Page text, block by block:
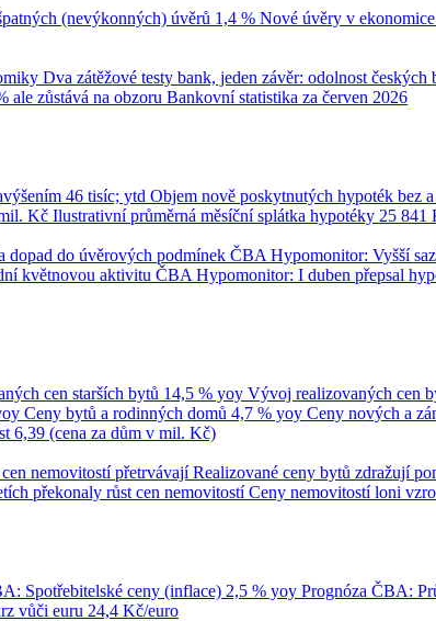
(nevýkonných) úvěrů 1,4 % Nové úvěry v ekonomice
Dva zátěžové testy bank, jeden závěr: odolnost českých
ale zůstává na obzoru Bankovní statistika za červen 2026
46 tisíc; ytd Objem nově poskytnutých hypoték bez
Kč Ilustrativní průměrná měsíční splátka hypotéky 25 841
dopad do úvěrových podmínek ČBA Hypomonitor: Vyšší
květnovou aktivitu ČBA Hypomonitor: I duben přepsal
cen starších bytů 14,5 % yoy Vývoj realizovaných cen
Ceny bytů a rodinných domů 4,7 % yoy Ceny nových a
6,39 (cena za dům v mil. Kč)
nemovitostí přetrvávají Realizované ceny bytů zdražují
překonaly růst cen nemovitostí Ceny nemovitostí loni
Spotřebitelské ceny (inflace) 2,5 % yoy Prognóza ČBA:
vůči euru 24,4 Kč/euro